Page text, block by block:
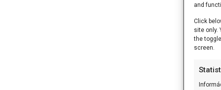
and
Click
site only.
the
screen.